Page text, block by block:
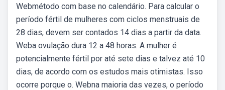
Webmétodo com base no calendário. Para calcular o
período fértil de mulheres com ciclos menstruais de
28 dias, devem ser contados 14 dias a partir da data.
Weba ovulação dura 12 a 48 horas. A mulher é
potencialmente fértil por até sete dias e talvez até 10
dias, de acordo com os estudos mais otimistas. Isso
ocorre porque o. Webna maioria das vezes, o período